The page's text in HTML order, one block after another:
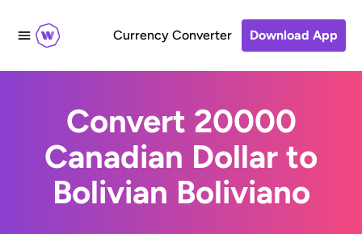
Currency Converter Download App
Convert 20000
Canadian Dollar to
Bolivian Boliviano